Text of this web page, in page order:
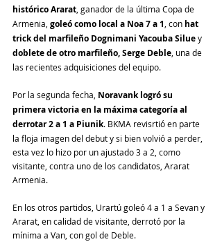
histórico Ararat, ganador de la última Copa de
Armenia, goleó como local a Noa 7 a 1, con hat
trick del marfileño Dognimani Yacouba Silue y
doblete de otro marfileño, Serge Deble, una de
las recientes adquisiciones del equipo.
Por la segunda fecha, Noravank logró su
primera victoria en la máxima categoría al
derrotar 2 a 1 a Piunik. BKMA revisrtió en parte
la floja imagen del debut y si bien volvió a perder,
esta vez lo hizo por un ajustado 3 a 2, como
visitante, contra uno de los candidatos, Ararat
Armenia.
En los otros partidos, Urartú goleó 4 a 1 a Sevan y
Ararat, en calidad de visitante, derrotó por la
mínima a Van, con gol de Deble.